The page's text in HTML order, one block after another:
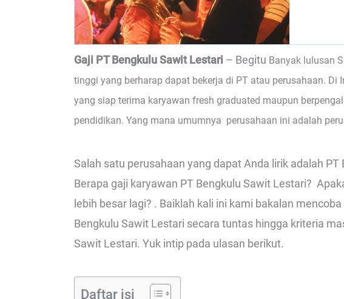
Gaji PT Bengkulu Sawit Lestari – Begitu Banyak lulusan
tinggi yang berharap dapat bekerja di PT atau perusahaan. Di
yang siap terima karyawan fresh graduated maupun
pendidikan. Yang mana umumnya perusahaan ini adalah
Salah satu perusahaan yang dapat Anda lirik adalah
Berapa gaji karyawan PT Bengkulu Sawit Lestari?
lebih besar lagi? . Baiklah kali ini kami bakalan
Bengkulu Sawit Lestari secara tuntas hingga kriteria
Sawit Lestari. Yuk intip pada ulasan berikut.
Daftar isi